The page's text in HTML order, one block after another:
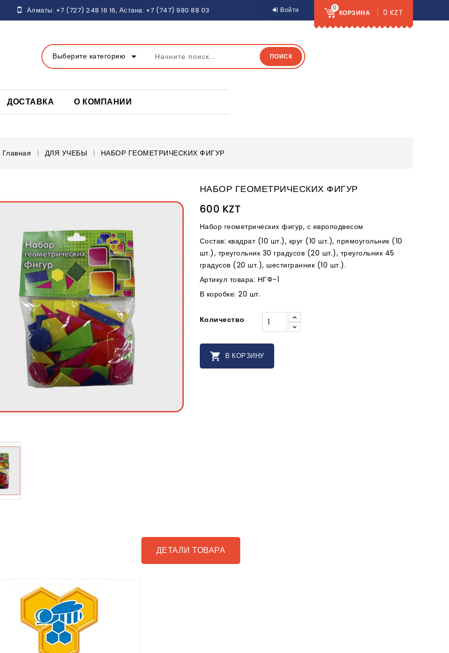
Алматы: +7 (727) 248 16 16, Астана: +7 (747) 980 88 03 0
КОРЗИНА 0 KZT
Войти
Выберите категорию arrow_drop_down ПОИСК
ДОСТАВКА О КОМПАНИИ
Главная ДЛЯ УЧЕБЫ НАБОР ГЕОМЕТРИЧЕСКИХ ФИГУР
НАБОР ГЕОМЕТРИЧЕСКИХ ФИГУР
600 KZT
Набор геометрических фигур, с европодвесом
Состав: квадрат (10 шт.), круг (10 шт.), прямоугольник (10
шт.), треугольник 30 градусов (20 шт.), треугольник 45
градусов (20 шт.), шестигранник (10 шт.).
Артикул товара: НГФ-1
В коробке: 20 шт.
Количество
 В КОРЗИНУ
ДЕТАЛИ ТОВАРА